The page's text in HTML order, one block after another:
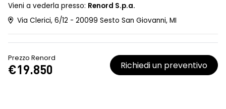
Vieni a vederla presso: Renord S.p.a.
Via Clerici, 6/12 - 20099 Sesto San Giovanni, MI
Prezzo Renord
€19.850 Richiedi un preventivo